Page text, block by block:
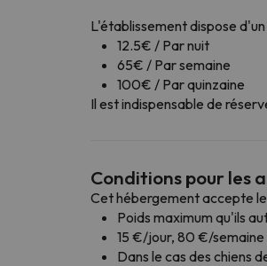
L'établissement dispose
12.5€ / Par nuit
65€ / Par semaine
100€ / Par quinzaine
Il est indispensable de
Conditions pour les
Cet hébergement accepte
Poids maximum qu'ils
15 €/jour, 80 €/semaine
Dans le cas des chiens